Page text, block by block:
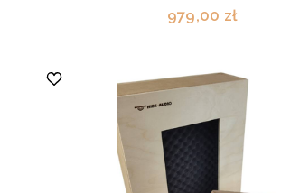
979,00 zł